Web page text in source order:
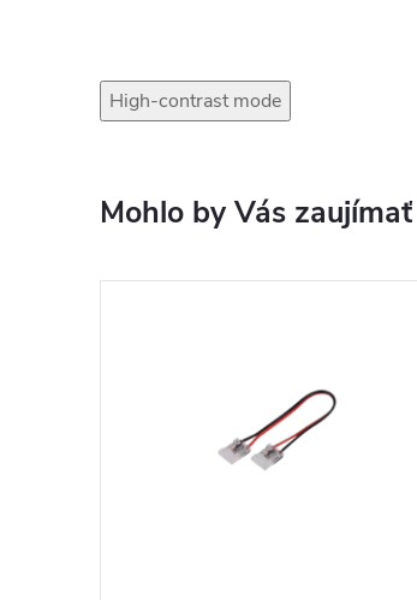
High-contrast mode
Mohlo by Vás zaujímať